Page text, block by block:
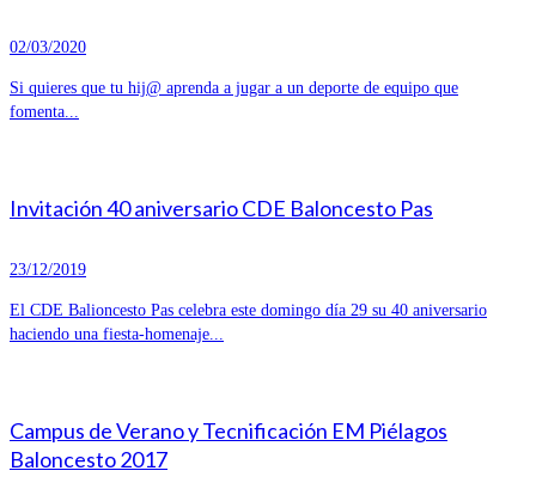
02/03/2020
Si quieres que tu hij@ aprenda a jugar a un deporte de equipo que
fomenta...
Invitación 40 aniversario CDE Baloncesto Pas
23/12/2019
El CDE Balioncesto Pas celebra este domingo día 29 su 40 aniversario
haciendo una fiesta-homenaje...
Campus de Verano y Tecnificación EM Piélagos
Baloncesto 2017